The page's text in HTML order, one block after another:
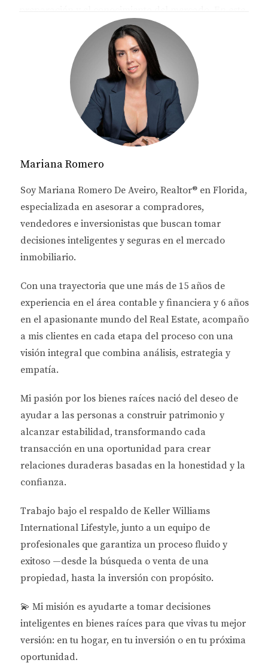
contexto, es fundamental entender cómo mitigar los
riesgos asociados con la inversión inmobiliaria.
Desde la investigación exhaustiva hasta la
colaboración con profesionales experimentados,
hay múltiples estrategias que pueden ayudar a los
inversionistas a navegar por este complejo
ANÁLISIS DEL MERCADO
INMOBILIARIO
El primer paso para cualquier inversionista es
realizar un análisis detallado del mercado
inmobiliario. Esto no solo implica observar las
tendencias actuales, sino también comprender los
factores económicos que influyen en el sector.
Tendencias Actuales
Florida ha visto un aumento constante en la
demanda de propiedades debido a su clima cálido,
atractivas oportunidades laborales y un estilo de
vida vibrante. Las áreas metropolitanas como
Miami, Orlando y Tampa están experimentando un
crecimiento significativo.
Incremento en la construcción de viviendas
unifamiliares.
Aumento de precios en propiedades
residenciales.
debido al turismo.
Factores Económicos a Considerar
Al evaluar el mercado, es vital considerar factores
económicos como las tasas de interés, el empleo y el
crecimiento demográfico. Estos elementos impactan
directamente en el valor de las propiedades y su
potencial de alquiler. “La comprensión de los
factores económicos es crucial para tomar
decisiones informadas sobre inversiones
Mariana Romero
Soy Mariana Romero De Aveiro, Realtor® en Florida,
especializada en asesorar a compradores,
vendedores e inversionistas que buscan tomar
decisiones inteligentes y seguras en el mercado
inmobiliario.
Con una trayectoria que une más de 15 años de
experiencia en el área contable y financiera y 6 años
en el apasionante mundo del Real Estate, acompaño
a mis clientes en cada etapa del proceso con una
visión integral que combina análisis, estrategia y
empatía.
Mi pasión por los bienes raíces nació del deseo de
ayudar a las personas a construir patrimonio y
alcanzar estabilidad, transformando cada
transacción en una oportunidad para crear
relaciones duraderas basadas en la honestidad y la
confianza.
Trabajo bajo el respaldo de Keller Williams
International Lifestyle, junto a un equipo de
profesionales que garantiza un proceso fluido y
exitoso —desde la búsqueda o venta de una
propiedad, hasta la inversión con propósito.
💫 Mi misión es ayudarte a tomar decisiones
inteligentes en bienes raíces para que vivas tu mejor
versión: en tu hogar, en tu inversión o en tu próxima
oportunidad.